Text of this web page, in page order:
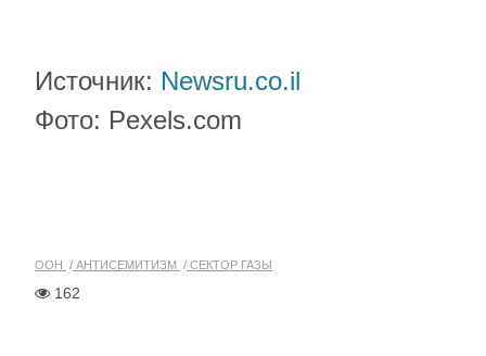
Источник: Newsru.co.il
Фото: Pexels.com
ООН АНТИСЕМИТИЗМ СЕКТОР ГАЗЫ
162